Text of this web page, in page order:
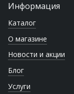
Информация
Каталог
О магазине
Новости и акции
Блог
Услуги